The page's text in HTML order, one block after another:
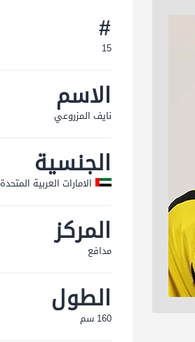
#
15
الاسم
نایف المزروعي
الجنسية
الامارات العربية المتحدة
المركز
مدافع
الطول
160 سم